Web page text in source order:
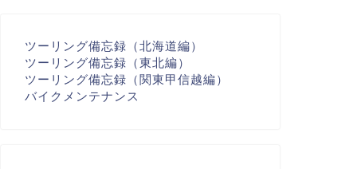
ツーリング備忘録（北海道編）
ツーリング備忘録（東北編）
ツーリング備忘録（関東甲信越編）
バイクメンテナンス